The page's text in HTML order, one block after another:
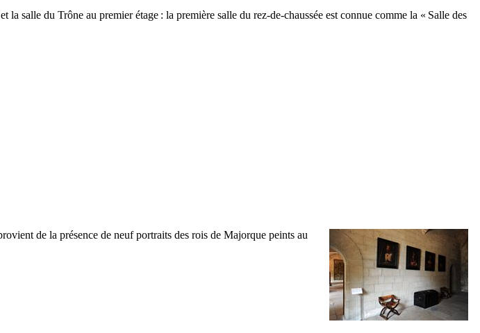
salle du Trône au premier étage : la première salle du rez-de-chaussée est connue comme la « Salle des
de la présence de neuf portraits des rois de Majorque peints au